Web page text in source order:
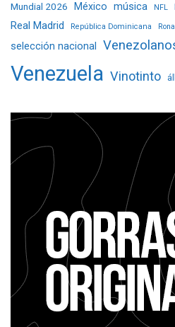
Mundial 2026 México música NFL
Real Madrid República Dominicana
selección nacional
Venezuela Vinotinto